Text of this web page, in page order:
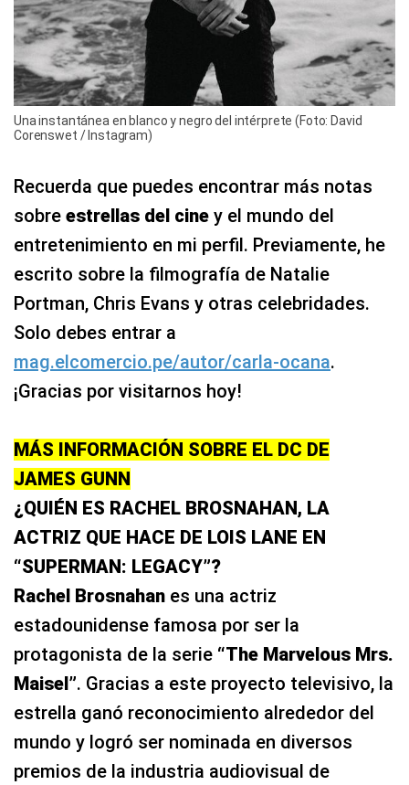
Una instantánea en blanco y negro del intérprete (Foto: David
Corenswet / Instagram)
Recuerda que puedes encontrar más notas
sobre estrellas del cine y el mundo del
entretenimiento en mi perfil. Previamente, he
escrito sobre la filmografía de Natalie
Portman, Chris Evans y otras celebridades.
Solo debes entrar a
mag.elcomercio.pe/autor/carla-ocana.
¡Gracias por visitarnos hoy!
MÁS INFORMACIÓN SOBRE EL DC DE
JAMES GUNN
¿QUIÉN ES RACHEL BROSNAHAN, LA
ACTRIZ QUE HACE DE LOIS LANE EN
“SUPERMAN: LEGACY”?
Rachel Brosnahan es una actriz
estadounidense famosa por ser la
protagonista de la serie “The Marvelous Mrs.
Maisel”. Gracias a este proyecto televisivo, la
estrella ganó reconocimiento alrededor del
mundo y logró ser nominada en diversos
premios de la industria audiovisual de